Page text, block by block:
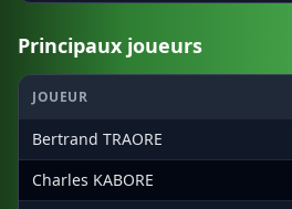
Principaux joueurs
JOUEUR
Bertrand TRAORE
Charles KABORE